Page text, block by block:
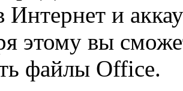
Интернет и
этому вы
файлы Office.